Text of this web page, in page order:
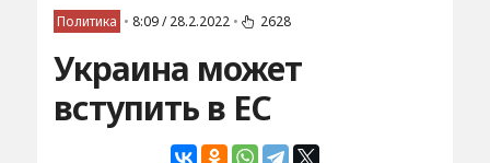
Политика • 8:09 / 28.2.2022 • 2628
Украина может
вступить в ЕС